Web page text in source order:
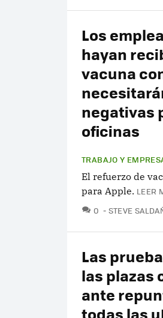
Los
hayan
vacuna
negativas
oficinas
TRABAJO Y
El refuerzo de
para Apple. LEER
0 COMENTARIOS
STEVE
Las
las plazas
ante
todas las